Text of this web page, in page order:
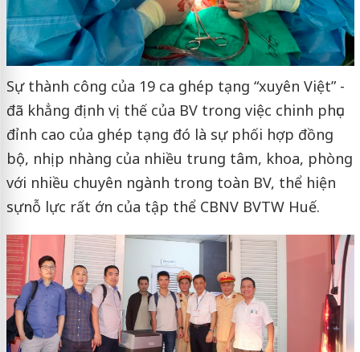
Sự thành công của 19 ca ghép tạng “xuyên Việt” -
đã khẳng định vị thế của BV trong việc chinh phục
đỉnh cao của ghép tạng đó là sự phối hợp đồng
bộ, nhịp nhàng của nhiều trung tâm, khoa, phòng
với nhiều chuyên ngành trong toàn BV, thể hiện
sựnỗ lực rất ớn của tập thể CBNV BVTW Huế.